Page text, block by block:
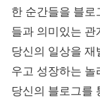
한 순간들을 블
들과 의미있는
당신의 일상을 재
우고 성장하는
당신의 블로그를